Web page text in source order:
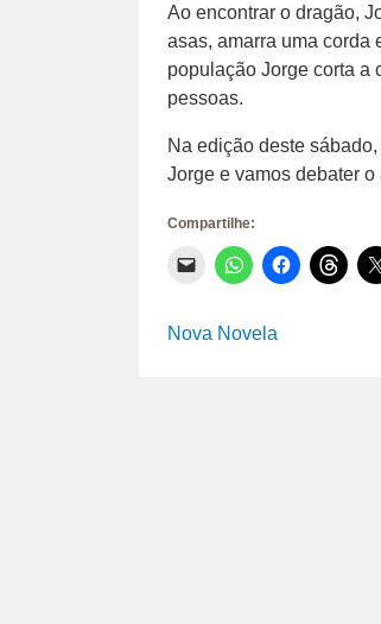
Ao encontrar o dragão,
asas, amarra uma corda
população Jorge corta a
pessoas.
Na edição deste
Jorge e vamos debater
Compartilhe:
Clique
para
link
por
Clique
para
WhatsApp(abre
em
Clique
para para
Nova Novela